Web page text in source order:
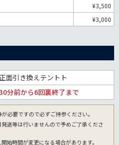
¥3,500
¥3,000
面引き換えテントト
分前から6回裏終了まで
必要ですので必ずご持参ください。
送等は行いませんので予めご了承くださ
始時間が変更になる場合があります。